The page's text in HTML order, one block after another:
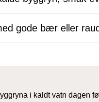
gode bær eller
i kaldt vatn dagen